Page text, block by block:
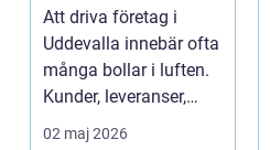
företag trygg
ekonomi
Att driva företag i
Uddevalla innebär ofta
många bollar i luften.
Kunder, leveranser,
personal och m...
02 maj 2026